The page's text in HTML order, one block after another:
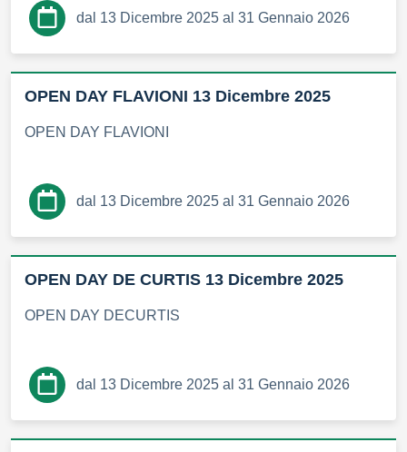
dal 13 Dicembre 2025 al 31 Gennaio 2026
OPEN DAY FLAVIONI 13 Dicembre 2025
OPEN DAY FLAVIONI
dal 13 Dicembre 2025 al 31 Gennaio 2026
OPEN DAY DE CURTIS 13 Dicembre 2025
OPEN DAY DECURTIS
dal 13 Dicembre 2025 al 31 Gennaio 2026